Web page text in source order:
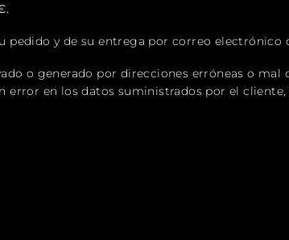
pedido y de su entrega por correo electrónico
o generado por direcciones erróneas o
error en los datos suministrados por el